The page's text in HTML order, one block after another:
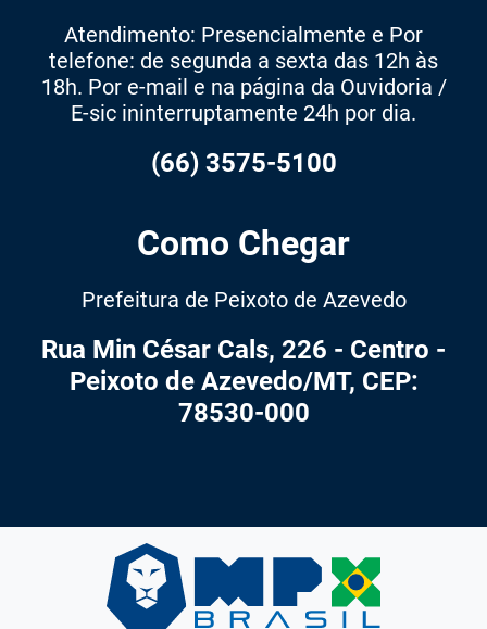
Atendimento: Presencialmente e Por
telefone: de segunda a sexta das 12h às
18h. Por e-mail e na página da Ouvidoria /
E-sic ininterruptamente 24h por dia.
(66) 3575-5100
Como Chegar
Prefeitura de Peixoto de Azevedo
Rua Min César Cals, 226 - Centro -
Peixoto de Azevedo/MT, CEP:
78530-000